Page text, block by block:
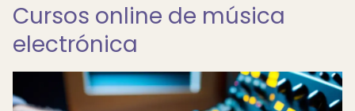
Cursos online de música
electrónica